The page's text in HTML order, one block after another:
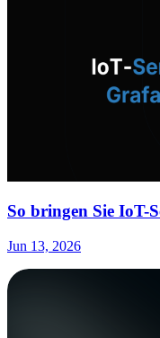
So bringen Sie IoT-
Jun 13, 2026